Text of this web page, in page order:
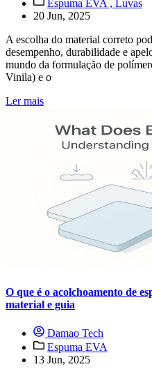
Espuma EVA , Luvas
20 Jun, 2025
A escolha do material correto
desempenho, durabilidade e
mundo da formulação de
Vinila) e o
Ler mais
O que é o acolchoamento de
material e guia
Damao Tech
Espuma EVA
13 Jun, 2025